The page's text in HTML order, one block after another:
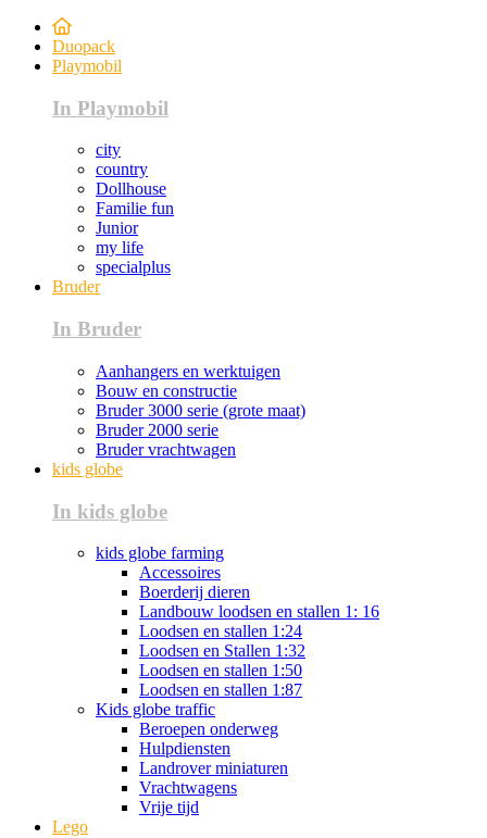
Duopack
Playmobil
In Playmobil
city
country
Dollhouse
Familie fun
Junior
my life
specialplus
Bruder
In Bruder
Aanhangers en werktuigen
Bouw en constructie
Bruder 3000 serie (grote maat)
Bruder 2000 serie
Bruder vrachtwagen
kids globe
In kids globe
kids globe farming
Accessoires
Boerderij dieren
Landbouw loodsen en stallen 1: 16
Loodsen en stallen 1:24
Loodsen en Stallen 1:32
Loodsen en stallen 1:50
Loodsen en stallen 1:87
Kids globe traffic
Beroepen onderweg
Hulpdiensten
Landrover miniaturen
Vrachtwagens
Vrije tijd
Lego